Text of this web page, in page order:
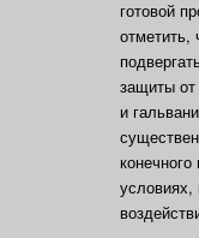
готовой
отметить,
защиты от
и
условиях,